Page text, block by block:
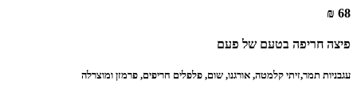
68 ₪
פיצה חריפה בטעם של פעם
עגבניות תמר,זיתי קלמטה, אורגנו, שום, פלפלים חריפים, פרמזן ומוצרלה